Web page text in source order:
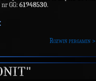
GG:61948530.
Rozwiń pergamin >